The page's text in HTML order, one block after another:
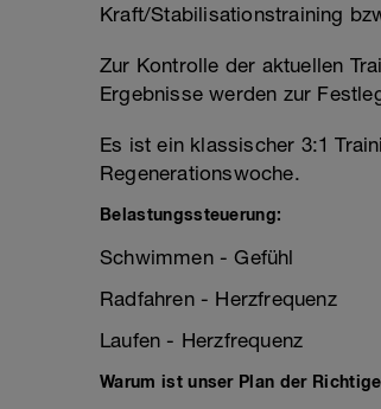
Kraft/Stabilisationstraining
Zur Kontrolle der aktuellen
Ergebnisse werden zur
Es ist ein klassischer 3:1
Regenerationswoche.
Belastungssteuerung:
Schwimmen - Gefühl
Radfahren - Herzfrequenz
Laufen - Herzfrequenz
Warum ist unser Plan der